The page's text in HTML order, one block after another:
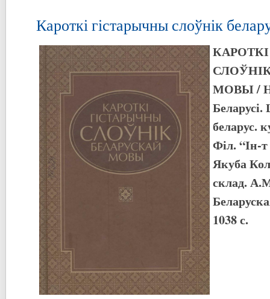
Кароткі гістарычны слоўнік
МОВЫ/
Беларусі.
беларус.
Філ. “Ін-
Якуба
склад.
1038 с.